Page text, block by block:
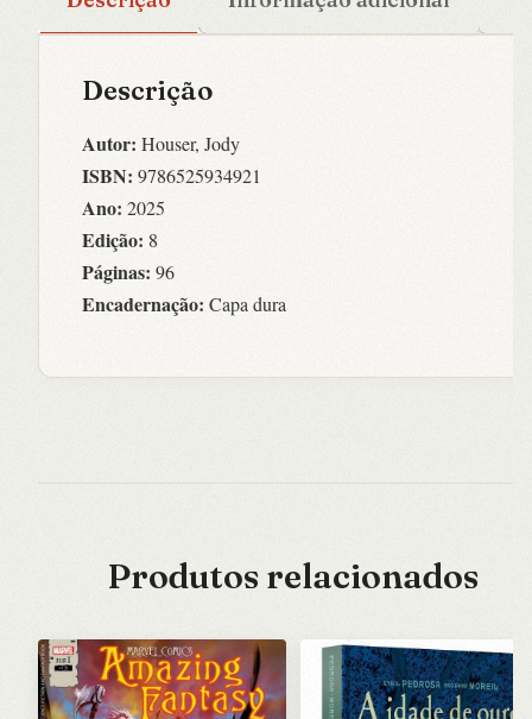
Descrição
Autor: Houser, Jody
ISBN: 9786525934921
Ano: 2025
Edição: 8
Páginas: 96
Encadernação: Capa dura
Produtos relacionados